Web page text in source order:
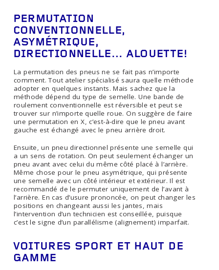
PERMUTATION
CONVENTIONNELLE,
ASYMÉTRIQUE,
DIRECTIONNELLE… ALOUETTE!
La permutation des pneus ne se fait pas n’importe
comment. Tout atelier spécialisé saura quelle méthode
adopter en quelques instants. Mais sachez que la
méthode dépend du type de semelle. Une bande de
roulement conventionnelle est réversible et peut se
trouver sur n’importe quelle roue. On suggère de faire
une permutation en X, c’est-à-dire que le pneu avant
gauche est échangé avec le pneu arrière droit.
Ensuite, un pneu directionnel présente une semelle qui
a un sens de rotation. On peut seulement échanger un
pneu avant avec celui du même côté placé à l’arrière.
Même chose pour le pneu asymétrique, qui présente
une semelle avec un côté intérieur et extérieur. Il est
recommandé de le permuter uniquement de l’avant à
l’arrière. En cas d’usure prononcée, on peut changer les
positions en changeant aussi les jantes, mais
l’intervention d’un technicien est conseillée, puisque
c’est le signe d’un parallélisme (alignement) imparfait.
VOITURES SPORT ET HAUT DE
GAMME